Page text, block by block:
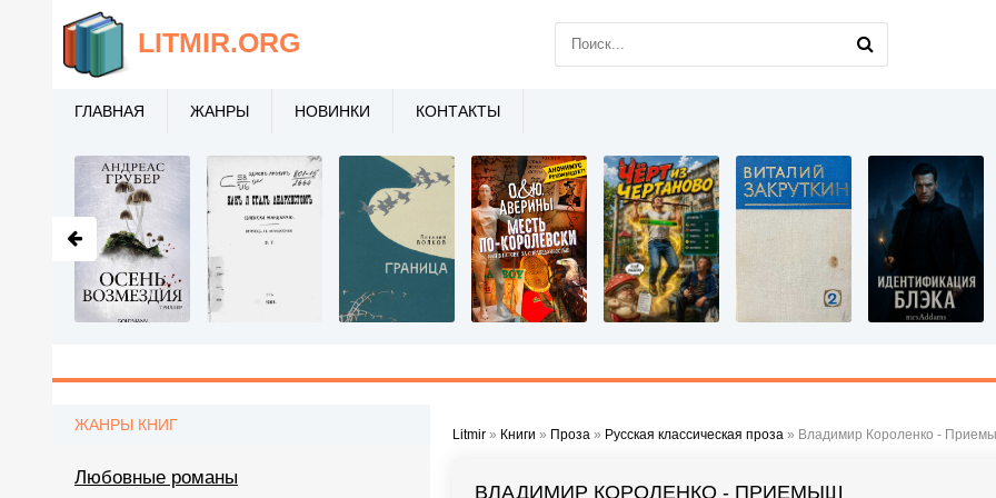
Litmir » Книги » Проза » Русская классическая проза » Владимир Короленко -
ВЛАДИМИР КОРОЛЕНКО - ПРИЕМЫШ
ЖАНРЫ КНИГ
Любовные романы
LITMIR.ORG
ГЛАВНАЯ ЖАНРЫ НОВИНКИ КОНТАКТЫ